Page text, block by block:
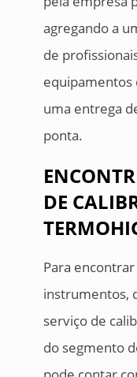
agregando a
de
equipamentos
uma entrega
ponta.
DE
Para
instrumentos,
serviço de
do segmento